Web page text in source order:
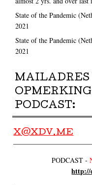
State of the Pandemic
2021
State of the Pandemic
2021
MAILADRES
PODCAST:
X@XDV.ME
PODCAST -
http://